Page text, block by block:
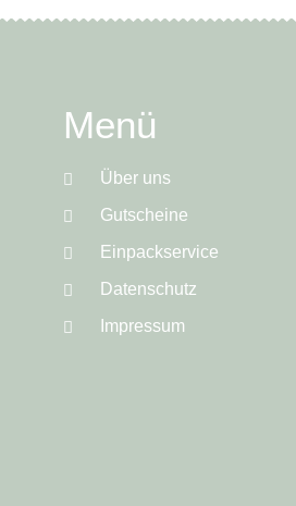
Menü
Über uns
Gutscheine
Einpackservice
Datenschutz
Impressum